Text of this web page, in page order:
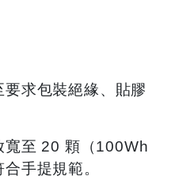
要求包裝絕緣、貼膠
寬至 20 顆（100Wh
手提規範。